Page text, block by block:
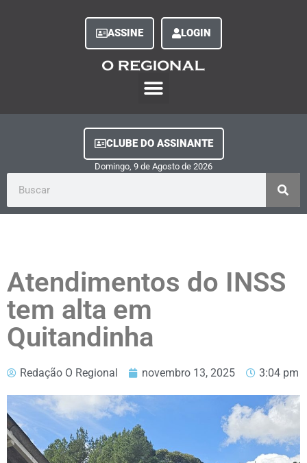
ASSINE LOGIN
CLUBE DO ASSINANTE
Domingo, 9 de Agosto de 2026
Atendimentos do INSS
tem alta em
Quitandinha
Redação O Regional novembro 13, 2025 3:04 pm